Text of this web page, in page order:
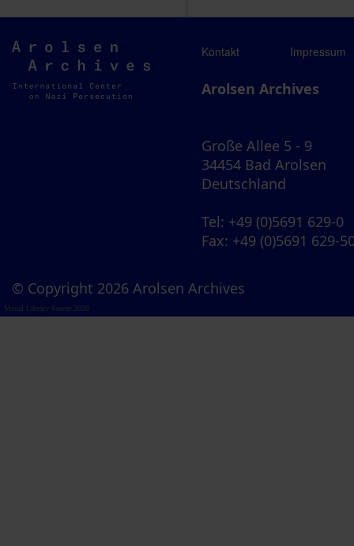
Arolsen
Archives
Kontakt Impressum
Arolsen Archives
Große Allee 5 - 9
34454 Bad Arolsen
Deutschland
Tel: +49 (0)5691 629-0
Fax: +49 (0)5691 629-
© Copyright 2026 Arolsen Archives
Visual Library Server 2026